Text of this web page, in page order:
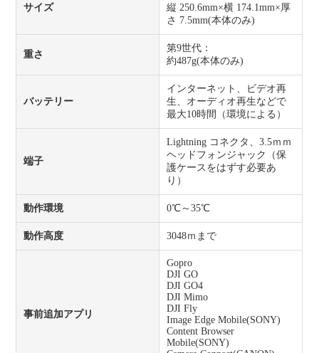
サイズ
縦 250.6mm×横 174.1mm×厚
さ 7.5mm(本体のみ)
重さ
第9世代：
約487g(本体のみ)
バッテリー
インターネット、ビデオ再
生、オーディオ再生などで
最大10時間（環境による）
端子
Lightning コネクタ、3.5ｍｍ
ヘッドフォンジャック（保
護ケースをはずす必要あ
り）
動作環境 0℃～35℃
動作高度 3048ｍまで
事前追加アプリ
Gopro
DJI GO
DJI GO4
DJI Mimo
DJI Fly
Image Edge Mobile(SONY)
Content Browser
Mobile(SONY)